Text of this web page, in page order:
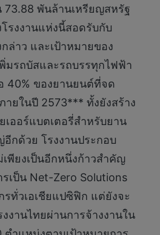
73.88 พันล้านเหรียญสหรัฐ
รงงานแห่งนี้สอดรับกับ
ล่าว และเป้าหมายของ
มรถบัสและรถบรรทุกไฟฟ้า
40% ของยานยนต์ที่จด
ยในปี 2573*** ทั้งยังสร้าง
ออร์แบตเตอรี่สำหรับยาน
กด้วย โรงงานประกอบ
พียงเป็นอีกหนึ่งก้าวสำคัญ
เป็น Net-Zero Solutions
รทั่วเอเชียแปซิฟิก แต่ยังจะ
งานไทยผ่านการจ้างงานใน